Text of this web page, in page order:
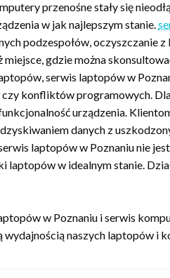
przenośne stały się
w jak najlepszym stanie.
podzespołów, oczyszczanie
gdzie można
serwis laptopów w
konfliktów programowych.
urządzenia.
danych z
laptopów w Poznaniu nie
laptopów w idealnym stanie.
w Poznaniu i serwis
wydajnością naszych laptopów